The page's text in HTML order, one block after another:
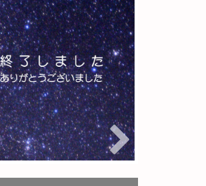
ールの観測
90夜・初夏
をねらえ！
25日）開催
知らせ
年5月24日
ガールの観測会